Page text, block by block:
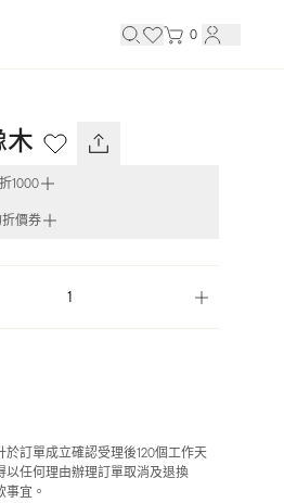
0
木
1000
價券
訂單成立確認受理後120個工作天
以任何理由辦理訂單取消及退換
宜。